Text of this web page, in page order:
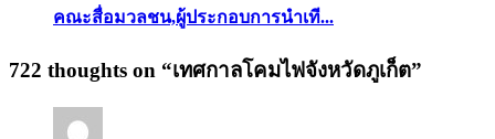
คณะสื่อมวลชน,ผู้ประกอบการนำเที...
722 thoughts on “เทศกาลโคมไฟจังหวัดภูเก็ต”